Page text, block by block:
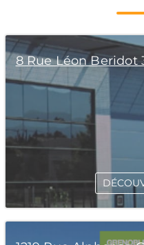
8 Rue Léon Beridot